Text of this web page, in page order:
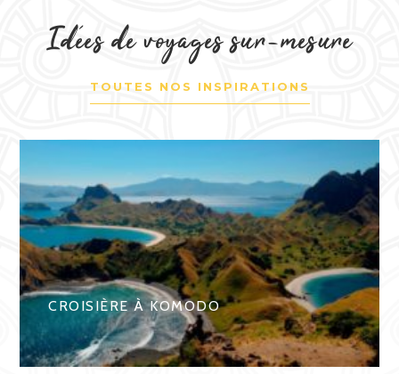
Idées de voyages sur-mesure
TOUTES NOS INSPIRATIONS
CROISIÈRE À KOMODO